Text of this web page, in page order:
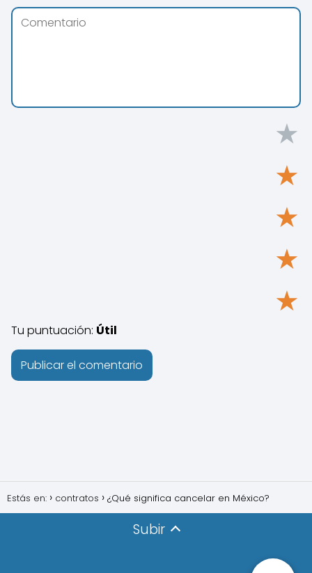
★
★
★
★
★
Tu puntuación: Útil
Estás en: contratos ¿Qué significa cancelar en México?
Subir